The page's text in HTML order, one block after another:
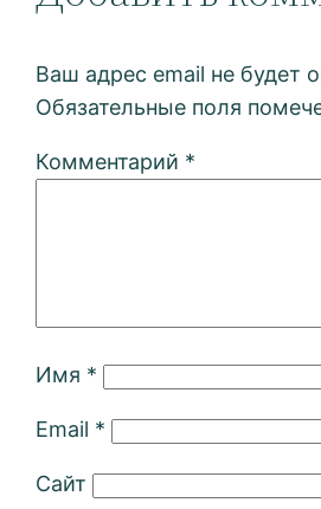
Ваш адрес email не будет
Обязательные поля
Комментарий *
Имя *
Email *
Сайт